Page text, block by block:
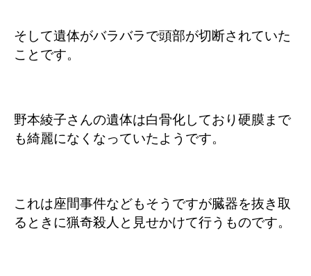
そして遺体がバラバラで頭部が切断されていた
ことです。
野本綾子さんの遺体は白骨化しており硬膜まで
も綺麗になくなっていたようです。
これは座間事件などもそうですが臓器を抜き取
るときに猟奇殺人と見せかけて行うものです。